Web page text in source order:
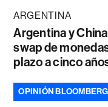
ARGENTINA
Argentina y
swap de
plazo a cinco
OPINIÓN BLOOMBERG